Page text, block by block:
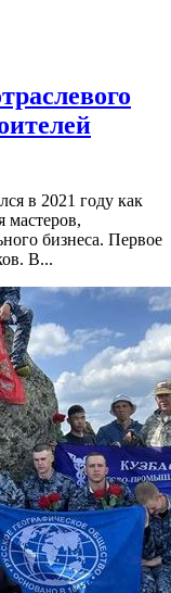
в 2021 году как
мастеров,
бизнеса. Первое
В...